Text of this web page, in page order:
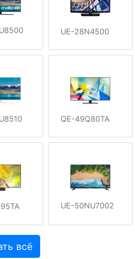
UE-28N4500
QE-49Q80TA
UE-50NU7002
всё